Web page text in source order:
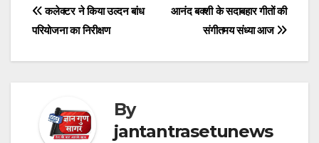
Post
navigation
आनंद बक्शी के सदाबहार गीतों की
संगीतमय संध्या आज
कलेक्टर ने किया उल्दन बांध
परियोजना का निरीक्षण
By
jantantrasetunews